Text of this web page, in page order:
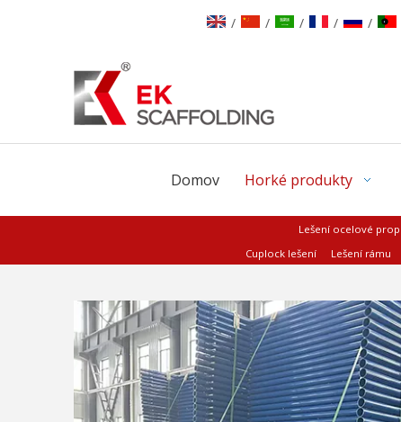
/ / / / /
Domov Horké produkty
Lešení ocelové prop
Cuplock lešení
Lešení rámu